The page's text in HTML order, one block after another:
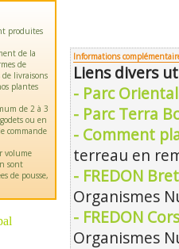
produites
de la
de
livraisons
plantes
de 2 à 3
ou en
commande
volume
sont
de pousse,
Informations
Liens divers
- Parc
- Parc Terra
- Comment
terreau en
- FREDON
Organismes
- FREDON
Organismes